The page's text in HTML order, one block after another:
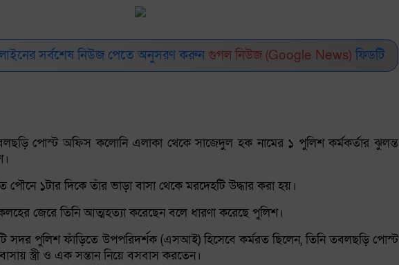
সর্বশেষ নিউজ পেতে অনুসরণ করুন গুগল নিউজ (Google News) ফিডটি
পোস্ট অফিস কলোনি এলাকা থেকে সাজেদুল হক নামের ১ পুলিশ কর্মকর্তার ঝুলন্ত
১টার দিকে তাঁর ভাড়া বাসা থেকে মরদেহটি উদ্ধার করা হয়।
কলহের জেরে তিনি আত্মহত্যা করেছেন বলে ধারণা করেছে পুলিশ।
সদর পুলিশ ফাঁড়িতে উপপরিদর্শক (এসআই) হিসেবে কর্মরত ছিলেন, তিনি তবলছড়ি পোস্ট
স্ত্রী ও এক সন্তান নিয়ে বসবাস করতেন।